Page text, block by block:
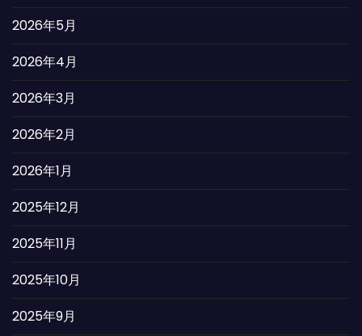
2026年5月
2026年4月
2026年3月
2026年2月
2026年1月
2025年12月
2025年11月
2025年10月
2025年9月